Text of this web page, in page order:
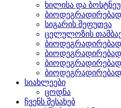
ხილისა და
სიგარის შეფუთვა
ცელულოზის
სიახლეები
ცოდნა
ჩვენს შესახებ